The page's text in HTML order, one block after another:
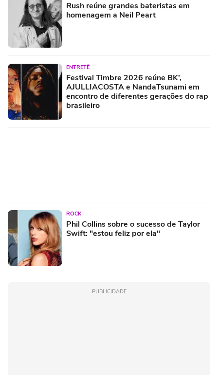
Rush reúne grandes bateristas em
homenagem a Neil Peart
ENTRETÊ
Festival Timbre 2026 reúne BK’,
AJULLIACOSTA e NandaTsunami em
encontro de diferentes gerações do rap
brasileiro
ROCK
Phil Collins sobre o sucesso de Taylor
Swift: "estou feliz por ela"
PUBLICIDADE